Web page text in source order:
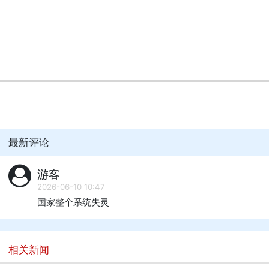
最新评论
游客
2026-06-10 10:47
国家整个系统失灵
相关新闻